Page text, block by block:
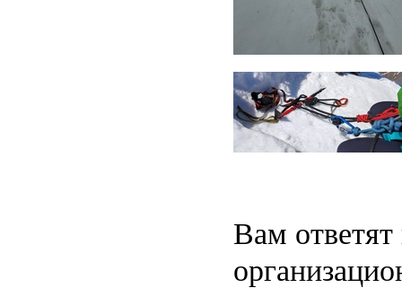
Вам ответят